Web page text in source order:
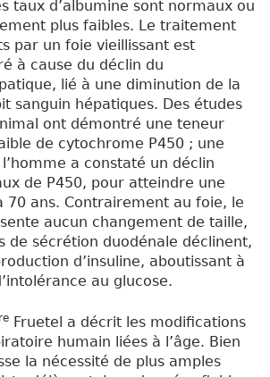
taux d’albumine sont normaux ou
plus faibles. Le traitement
par un foie vieillissant est
à cause du déclin du
lié à une diminution de la
sanguin hépatiques. Des études
ont démontré une teneur
de cytochrome P450 ; une
a constaté un déclin
de P450, pour atteindre une
70 ans. Contrairement au foie, le
aucun changement de taille,
de sécrétion duodénale déclinent,
d’insuline, aboutissant à
au glucose.
re Fruetel a décrit les modifications
humain liées à l’âge. Bien
la nécessité de plus amples